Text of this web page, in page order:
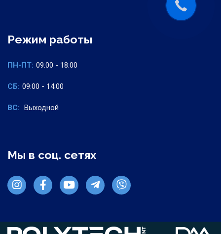
Режим работы
ПН-ПТ: 09:00 - 18:00
СБ: 09:00 - 14:00
ВС: Выходной
Мы в соц. сетях